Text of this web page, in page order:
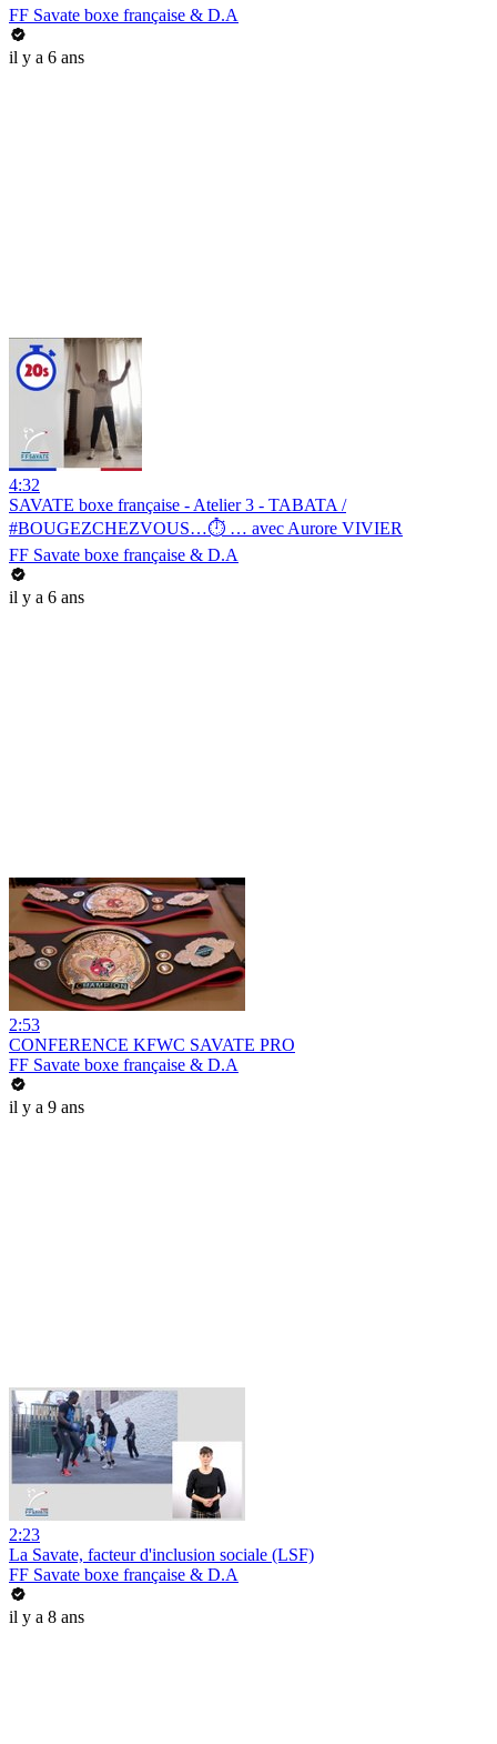
FF Savate boxe française & D.A
il y a 6 ans
4:32
SAVATE boxe française - Atelier 3 - TABATA /
#BOUGEZCHEZVOUS…⏱ … avec Aurore VIVIER
FF Savate boxe française & D.A
il y a 6 ans
2:53
CONFERENCE KFWC SAVATE PRO
FF Savate boxe française & D.A
il y a 9 ans
2:23
La Savate, facteur d'inclusion sociale (LSF)
FF Savate boxe française & D.A
il y a 8 ans